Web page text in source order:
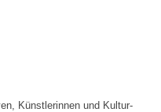
Künstlerinnen und Kultur-